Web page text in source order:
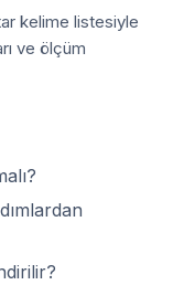
kelime listesiyle
ve ölçüm